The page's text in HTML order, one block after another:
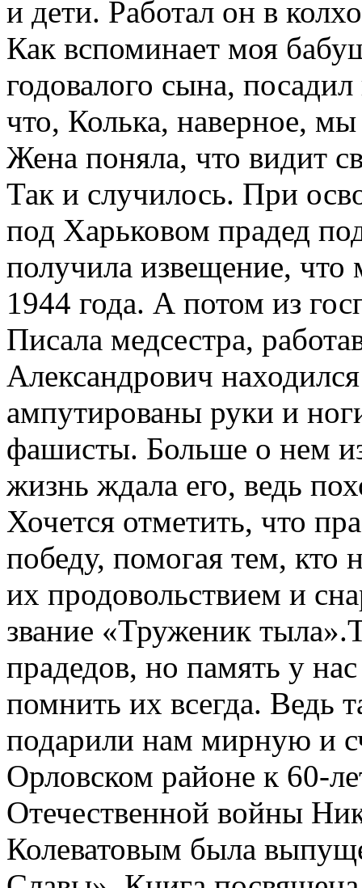
и дети. Работал он в
Как вспоминает моя
годовалого сына,
что, Колька, наверное,
Жена поняла, что видит
Так и случилось. При
под Харьковом прадед
получила извещение,
1944 года. А потом из
Писала медсестра,
Александрович
ампутированы руки и
фашисты. Больше о нем
жизнь ждала его, ведь
Хочется отметить, что
победу, помогая тем, кто
их продовольствием и
звание «Труженик
прадедов, но память у
помнить их всегда. Ведь
подарили нам мирную и
Орловском районе к 60-
Отечественной войны
Колеватовым была